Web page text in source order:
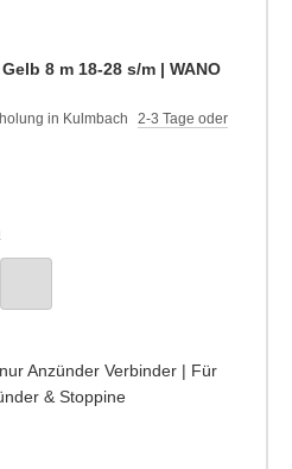
8 m 18-28 s/m | WANO
2-3 Tage oder